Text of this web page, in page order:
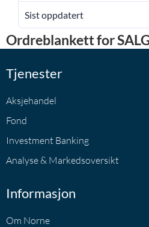
Sist oppdatert
Ordreblankett for
Tjenester
Aksjehandel
Fond
Investment Banking
Analyse & Markedsoversikt
Informasjon
Om Norne